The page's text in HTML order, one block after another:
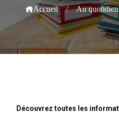
Accueil / Au quotidien
Découvrez toutes les